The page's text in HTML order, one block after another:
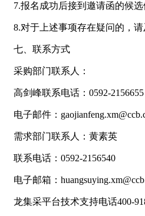
7.报名成功后接到邀请函的候
8.对于上述事项存在疑问的，请
七、联系方式
采购部门联系人：
高剑峰联系电话：0592-2156655
电子邮件：
需求部门联系人：黄素英
联系电话：0592-2156540
电子邮箱：
龙集采平台技术支持电话400-